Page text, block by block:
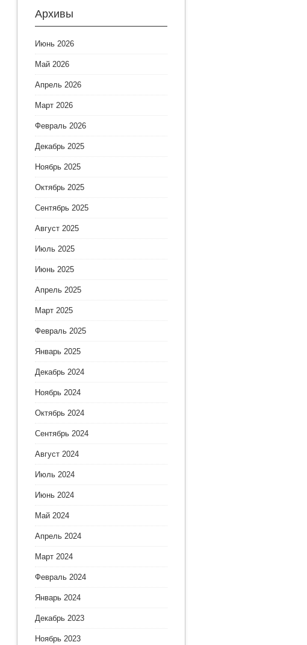
Архивы
Июнь 2026
Май 2026
Апрель 2026
Март 2026
Февраль 2026
Декабрь 2025
Ноябрь 2025
Октябрь 2025
Сентябрь 2025
Август 2025
Июль 2025
Июнь 2025
Апрель 2025
Март 2025
Февраль 2025
Январь 2025
Декабрь 2024
Ноябрь 2024
Октябрь 2024
Сентябрь 2024
Август 2024
Июль 2024
Июнь 2024
Май 2024
Апрель 2024
Март 2024
Февраль 2024
Январь 2024
Декабрь 2023
Ноябрь 2023